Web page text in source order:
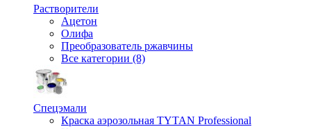
Растворители
Ацетон
Олифа
Преобразователь ржавчины
Все категории (8)
Спецэмали
Краска аэрозольная TYTAN Professional